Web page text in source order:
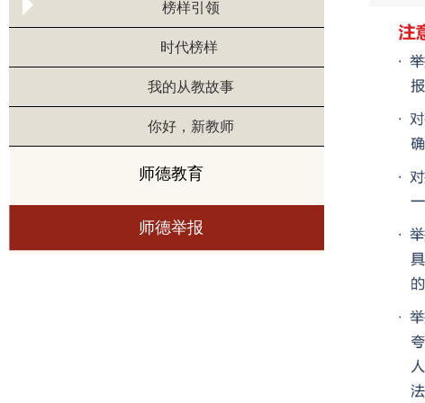
榜样引领
时代榜样
我的从教故事
你好，新教师
师德教育
师德举报